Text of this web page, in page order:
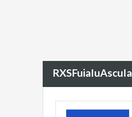
RXSFuiaIuAscuIa